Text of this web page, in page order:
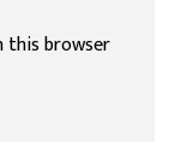
this browser